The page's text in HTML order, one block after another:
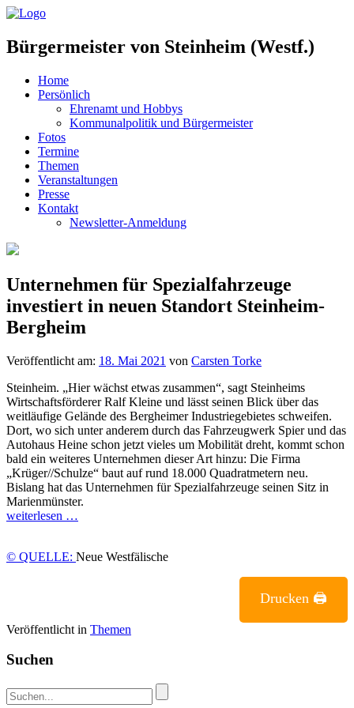
Bürgermeister von Steinheim (Westf.)
Home
Persönlich
Ehrenamt und Hobbys
Kommunalpolitik und Bürgermeister
Fotos
Termine
Themen
Veranstaltungen
Presse
Kontakt
Newsletter-Anmeldung
Unternehmen für Spezialfahrzeuge
investiert in neuen Standort Steinheim-
Bergheim
Veröffentlicht am: 18. Mai 2021 von Carsten Torke
Steinheim. „Hier wächst etwas zusammen“, sagt Steinheims
Wirtschaftsförderer Ralf Kleine und lässt seinen Blick über das
weitläufige Gelände des Bergheimer Industriegebietes schweifen.
Dort, wo sich unter anderem durch das Fahrzeugwerk Spier und das
Autohaus Heine schon jetzt vieles um Mobilität dreht, kommt schon
bald ein weiteres Unternehmen dieser Art hinzu: Die Firma
„Krüger//Schulze“ baut auf rund 18.000 Quadratmetern neu.
Bislang hat das Unternehmen für Spezialfahrzeuge seinen Sitz in
Marienmünster.
weiterlesen …
© QUELLE: Neue Westfälische
Drucken 🖨
Veröffentlicht in Themen
Suchen